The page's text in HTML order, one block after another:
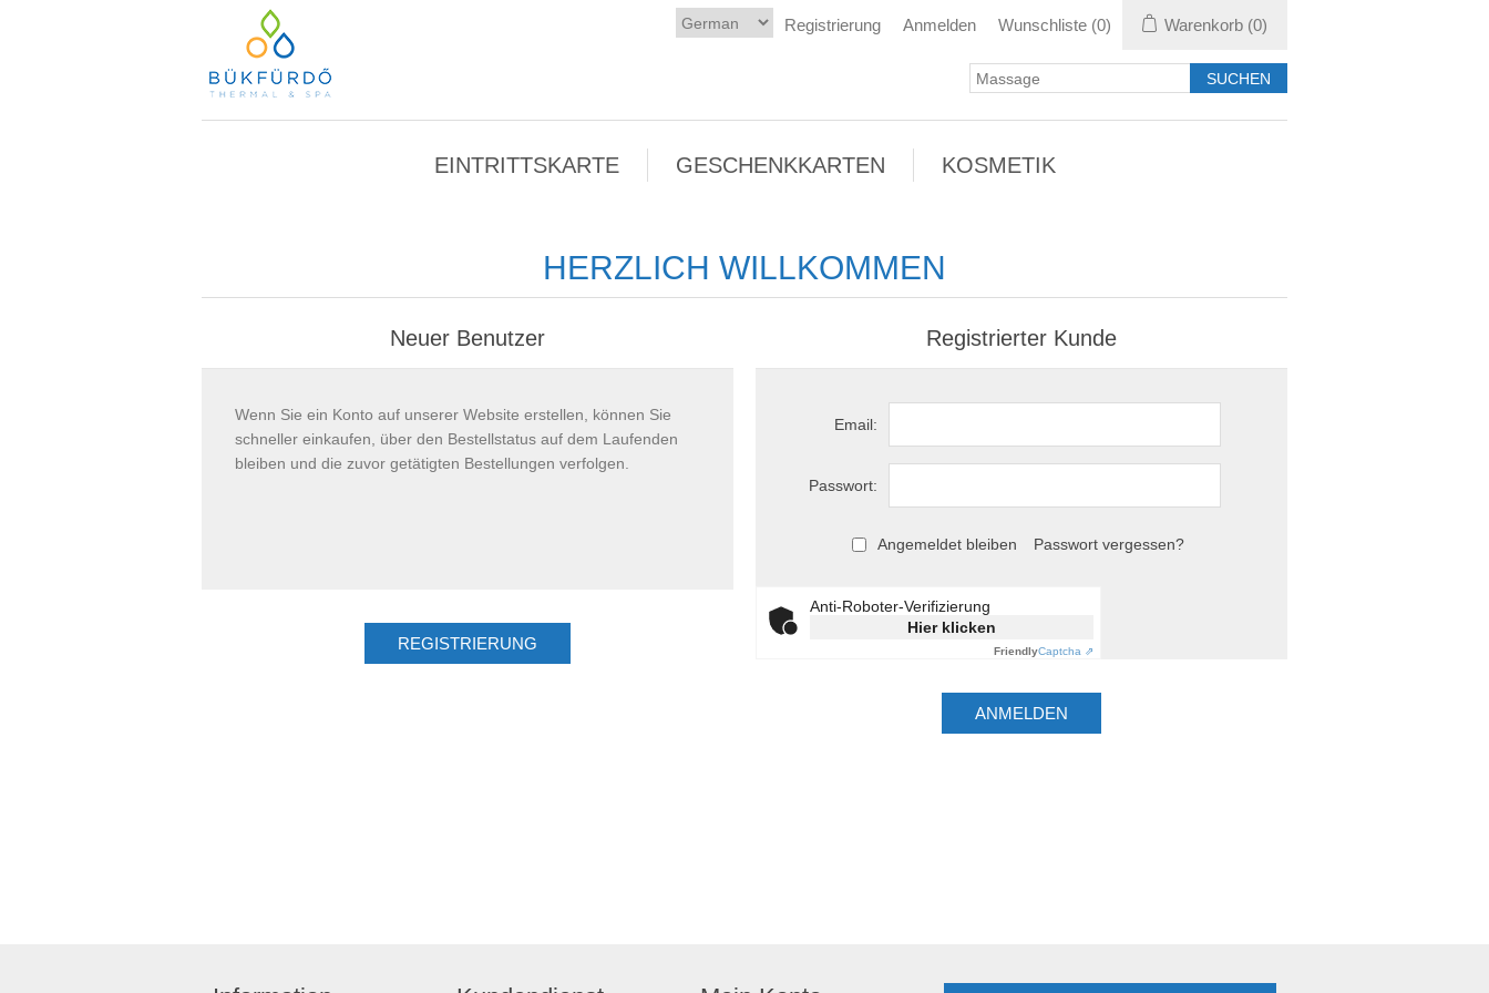
Registrierung Anmelden Wunschliste (0) Warenkorb (0)
EINTRITTSKARTE GESCHENKKARTEN KOSMETIK
HERZLICH WILLKOMMEN
Neuer Benutzer
Wenn Sie ein Konto auf unserer Website erstellen, können Sie
schneller einkaufen, über den Bestellstatus auf dem Laufenden
bleiben und die zuvor getätigten Bestellungen verfolgen.
Registrierter Kunde
Email:
Passwort:
Angemeldet bleiben Passwort vergessen?
Anti-Roboter-Verifizierung
Hier klicken
FriendlyCaptcha ⇗